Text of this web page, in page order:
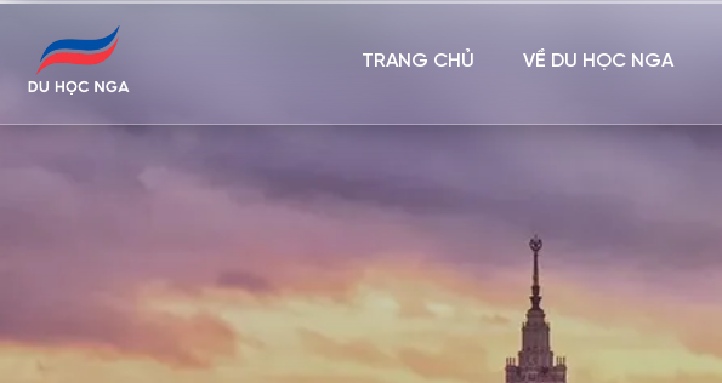
TRANG CHỦ VỀ DU HỌC NGA